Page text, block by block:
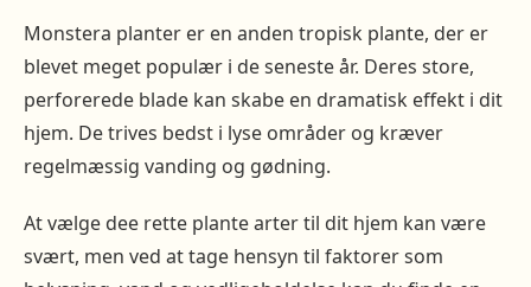
Monstera planter er en anden tropisk plante, der er
blevet meget populær i de seneste år. Deres store,
perforerede blade kan skabe en dramatisk effekt i dit
hjem. De trives bedst i lyse områder og kræver
regelmæssig vanding og gødning.
At vælge dee rette plante arter til dit hjem kan være
svært, men ved at tage hensyn til faktorer som